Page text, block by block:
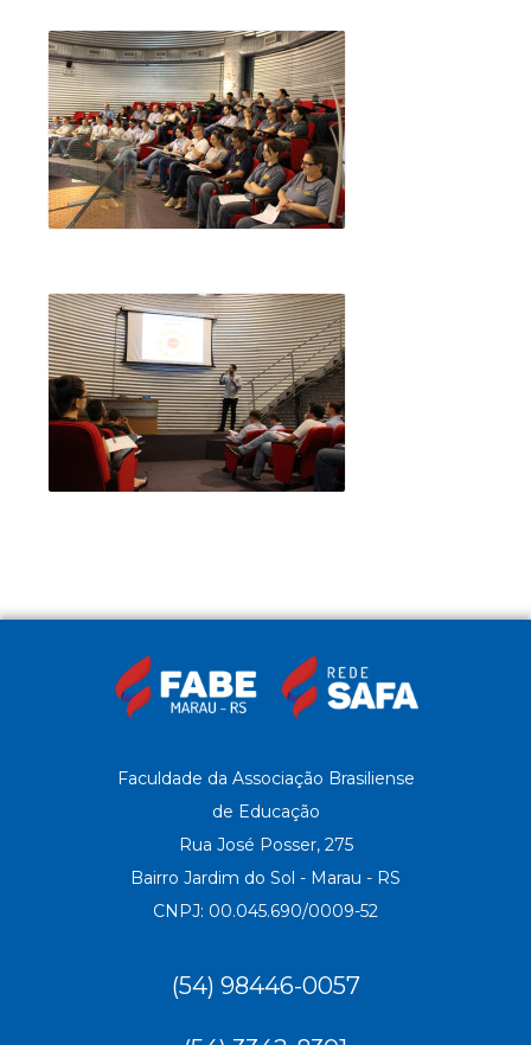
Faculdade da Associação Brasiliense
de Educação
Rua José Posser, 275
Bairro Jardim do Sol - Marau - RS
CNPJ: 00.045.690/0009-52
(54) 98446-0057